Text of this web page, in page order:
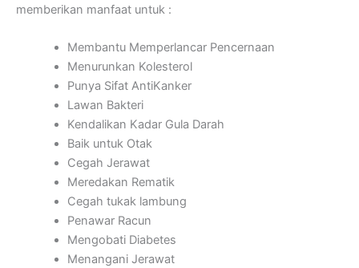
memberikan manfaat untuk :
Membantu Memperlancar Pencernaan
Menurunkan Kolesterol
Punya Sifat AntiKanker
Lawan Bakteri
Kendalikan Kadar Gula Darah
Baik untuk Otak
Cegah Jerawat
Meredakan Rematik
Cegah tukak lambung
Penawar Racun
Mengobati Diabetes
Menangani Jerawat